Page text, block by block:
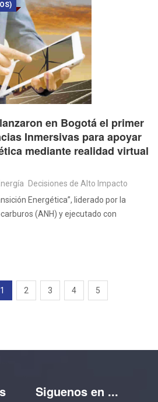
en Bogotá el primer
Inmersivas para apoyar
mediante realidad virtual
Decisiones de Alto Impacto
Energética”, liderado por la
(ANH) y ejecutado con
1 2 3 4 5
Siguenos en ...